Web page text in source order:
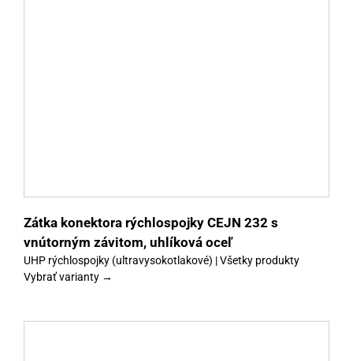
Zátka konektora rýchlospojky CEJN 232 s
vnútorným závitom, uhlíková oceľ
UHP rýchlospojky (ultravysokotlakové) | Všetky produkty
Vybrať varianty →